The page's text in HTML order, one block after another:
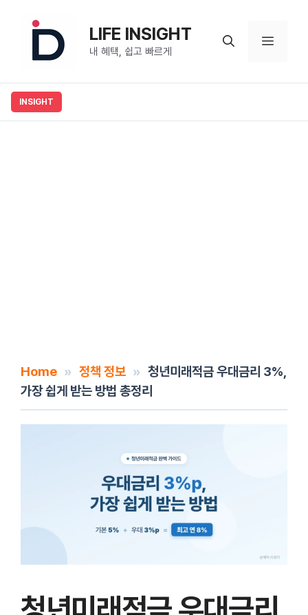
LIFE INSIGHT
내 혜택, 쉽고 빠르게
메
뉴
Home » 정책 정보 » 청년미래적금 우대금리 3%,
가장 쉽게 받는 방법 총정리